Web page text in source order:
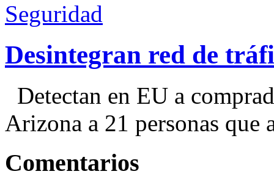
Seguridad
Desintegran red de
Detectan en EU a
Arizona a 21 personas que
Comentarios